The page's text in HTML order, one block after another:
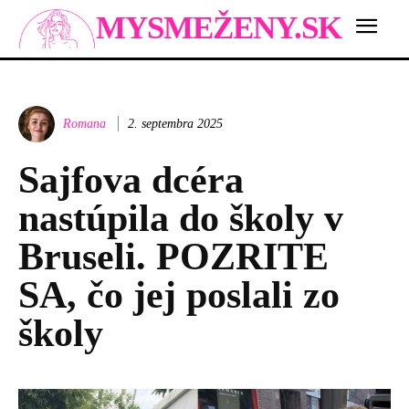
MYSMEŽENY.SK
Romana 2. septembra 2025
Sajfova dcéra
nastúpila do školy v
Bruseli. POZRITE
SA, čo jej poslali zo
školy